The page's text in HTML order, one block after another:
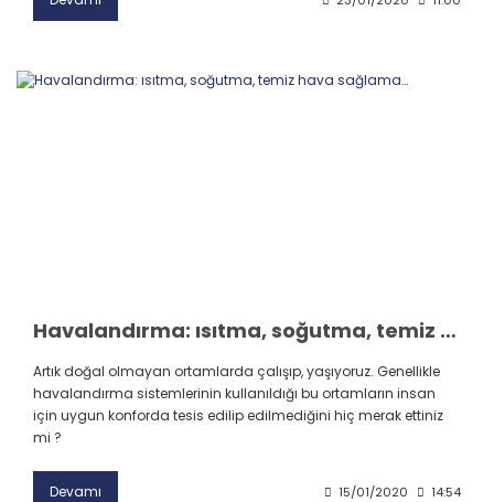
Havalandırma: ısıtma, soğutma, temiz hava sağlama…
Artık doğal olmayan ortamlarda çalışıp, yaşıyoruz. Genellikle
havalandırma sistemlerinin kullanıldığı bu ortamların insan
için uygun konforda tesis edilip edilmediğini hiç merak ettiniz
mi ?
Devamı 15/01/2020 14:54